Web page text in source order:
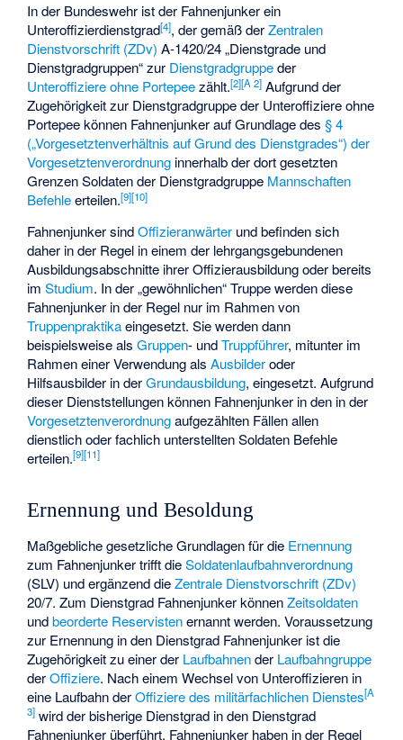
In der Bundeswehr ist der Fahnenjunker ein
Unteroffizierdienstgrad[4], der gemäß derZentralen
Dienstvorschrift (ZDv) A-1420/24 „Dienstgrade und
Dienstgradgruppen“ zur Dienstgradgruppeder
Unteroffiziere ohne Portepeezählt.[2][A 2] Aufgrund der
Zugehörigkeit zur Dienstgradgruppe der Unteroffiziere ohne
Portepee können Fahnenjunker auf Grundlage des§ 4
(„Vorgesetztenverhältnis auf Grund des Dienstgrades“) der
Vorgesetztenverordnung innerhalb der dort gesetzten
Grenzen Soldaten der Dienstgradgruppe Mannschaften
Befehleerteilen.[9][10]
Fahnenjunker sindOffizieranwärter und befinden sich
daher in der Regel in einem der lehrgangsgebundenen
Ausbildungsabschnitte ihrer Offizierausbildung oder bereits
imStudium. In der „gewöhnlichen“ Truppe werden diese
Fahnenjunker in der Regel nur im Rahmen von
Truppenpraktikaeingesetzt. Sie werden dann
beispielsweise alsGruppen- undTruppführer, mitunter im
Rahmen einer Verwendung alsAusbilderoder
Hilfsausbilder in derGrundausbildung, eingesetzt. Aufgrund
dieser Dienststellungen können Fahnenjunker in den in der
Vorgesetztenverordnungaufgezählten Fällen allen
dienstlich oder fachlich unterstellten Soldaten Befehle
erteilen.[9][11]
Ernennung und Besoldung
Maßgebliche gesetzliche Grundlagen für die Ernennung
zum Fahnenjunker trifft dieSoldatenlaufbahnverordnung
(SLV) und ergänzend dieZentrale Dienstvorschrift (ZDv)
20/7. Zum Dienstgrad Fahnenjunker könnenZeitsoldaten
undbeorderte Reservistenernannt werden. Voraussetzung
zur Ernennung in den Dienstgrad Fahnenjunker ist die
Zugehörigkeit zu einer der Laufbahnender Laufbahngruppe
derOffiziere. Nach einem Wechsel von Unteroffizieren in
eine Laufbahn derOffiziere des militärfachlichen Dienstes[A
3] wird der bisherige Dienstgrad in den Dienstgrad
Fahnenjunker überführt. Fahnenjunker haben in der Regel